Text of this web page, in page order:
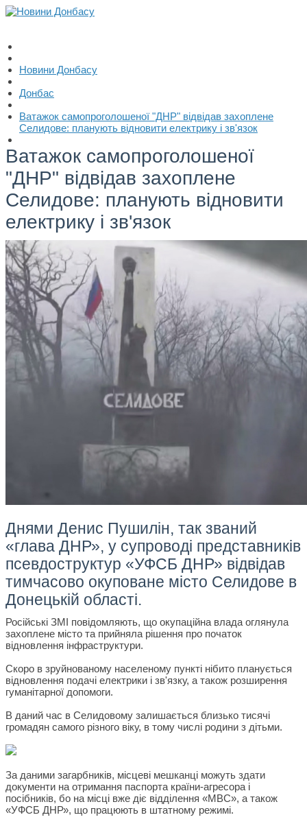
Новини Донбасу
Донбас
Ватажок самопроголошеної "ДНР" відвідав захоплене
Селидове: планують відновити електрику і зв'язок
Ватажок самопроголошеної
"ДНР" відвідав захоплене
Селидове: планують відновити
електрику і зв'язок
Днями Денис Пушилін, так званий
«глава ДНР», у супроводі представників
псевдоструктур «УФСБ ДНР» відвідав
тимчасово окуповане місто Селидове в
Донецькій області.
Російські ЗМІ повідомляють, що окупаційна влада оглянула
захоплене місто та прийняла рішення про початок
відновлення інфраструктури.
Скоро в зруйнованому населеному пункті нібито планується
відновлення подачі електрики і зв'язку, а також розширення
гуманітарної допомоги.
В даний час в Селидовому залишається близько тисячі
громадян самого різного віку, в тому числі родини з дітьми.
За даними загарбників, місцеві мешканці можуть здати
документи на отримання паспорта країни-агресора і
посібників, бо на місці вже діє відділення «МВС», а також
«УФСБ ДНР», що працюють в штатному режимі.